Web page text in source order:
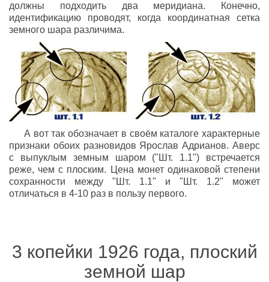
должны подходить два меридиана. Конечно,
идентификацию проводят, когда координатная сетка
земного шара различима.
А вот так обозначает в своём каталоге характерные
признаки обоих разновидов Ярослав Адрианов. Аверс
с выпуклым земным шаром ("Шт. 1.1") встречается
реже, чем с плоским. Цена монет одинаковой степени
сохранности между "Шт. 1.1" и "Шт. 1.2" может
отличаться в 4-10 раз в пользу первого.
3 копейки 1926 года, плоский
земной шар